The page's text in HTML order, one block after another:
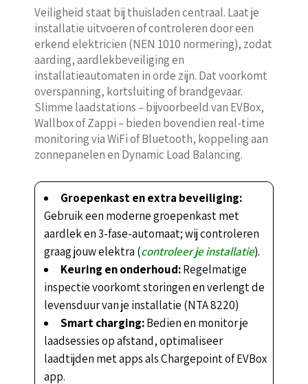
Veiligheid staat bij thuisladen centraal. Laat je
installatie uitvoeren of controleren door een
erkend elektricien (NEN 1010 normering), zodat
aarding, aardlekbeveiliging en
installatieautomaten in orde zijn. Dat voorkomt
overspanning, kortsluiting of brandgevaar.
Slimme laadstations – bijvoorbeeld van EVBox,
Wallbox of Zappi – bieden bovendien real-time
monitoring via WiFi of Bluetooth, koppeling aan
zonnepanelen en Dynamic Load Balancing.
Groepenkast en extra beveiliging:
Gebruik een moderne groepenkast met
aardlek en 3-fase-automaat; wij controleren
graag jouw elektra (controleer je installatie).
Keuring en onderhoud:Regelmatige
inspectie voorkomt storingen en verlengt de
levensduur van je installatie (NTA 8220)
Smart charging:Bedien en monitor je
laadsessies op afstand, optimaliseer
laadtijden met apps als Chargepoint of EVBox
app.